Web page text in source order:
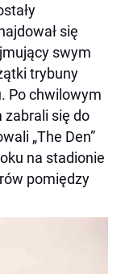
się
swym
trybuny
Po chwilowym
zabrali się do
„The Den”
na stadionie
pomiędzy